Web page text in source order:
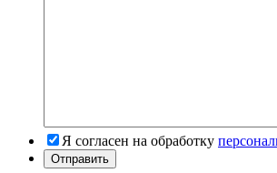
Я согласен на обработку